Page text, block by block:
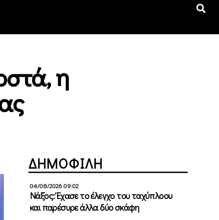
η
ΔΗΜΟΦΙΛΗ
04/08/2026 09:02
Νάξος: Έχασε το έλεγχο του ταχύπλοου
και παρέσυρε άλλα δύο σκάφη